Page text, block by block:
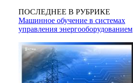
ПОСЛЕДНЕЕ В РУБРИКЕ
Машинное обучение в системах
управления энергооборудованием